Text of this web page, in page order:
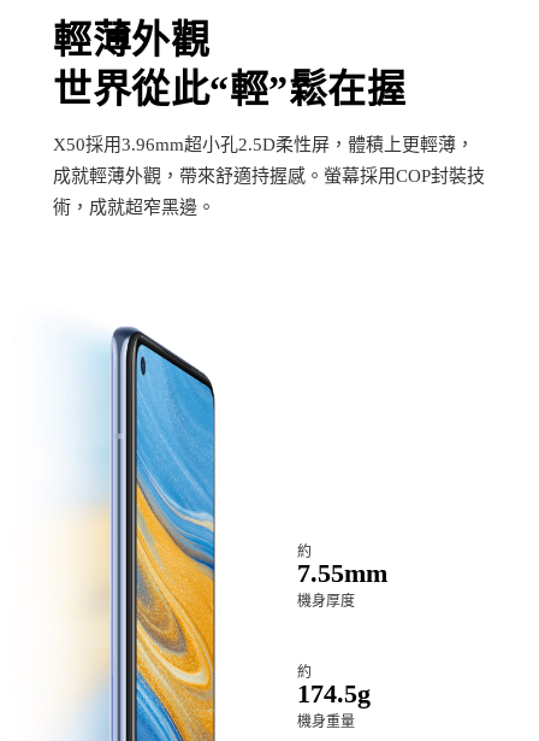
輕薄外觀
世界從此“輕”鬆在握
X50採用3.96mm超小孔2.5D柔性屏，體積上更輕薄，
成就輕薄外觀，帶來舒適持握感。螢幕採用COP封裝技
術，成就超窄黑邊。
約
7.55mm
機身厚度
約
174.5g
機身重量